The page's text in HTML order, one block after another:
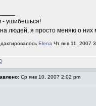
- ушибешься!
людей, я просто меняю о них
Elena Чт янв 11, 2007
Ср янв 10, 2007 2:02 pm